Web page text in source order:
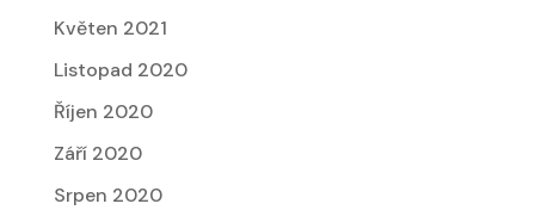
Květen 2021
Listopad 2020
Říjen 2020
Září 2020
Srpen 2020